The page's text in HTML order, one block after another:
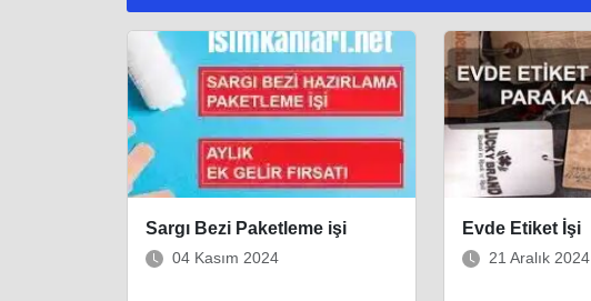
Sargı Bezi Paketleme işi
04 Kasım 2024
Evde Etiket İşi
21 Aralık 2024